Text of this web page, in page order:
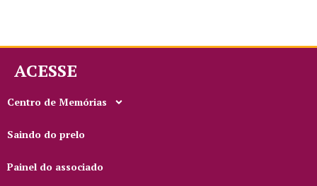
ACESSE
Centro de Memórias
Saindo do prelo
Painel do associado